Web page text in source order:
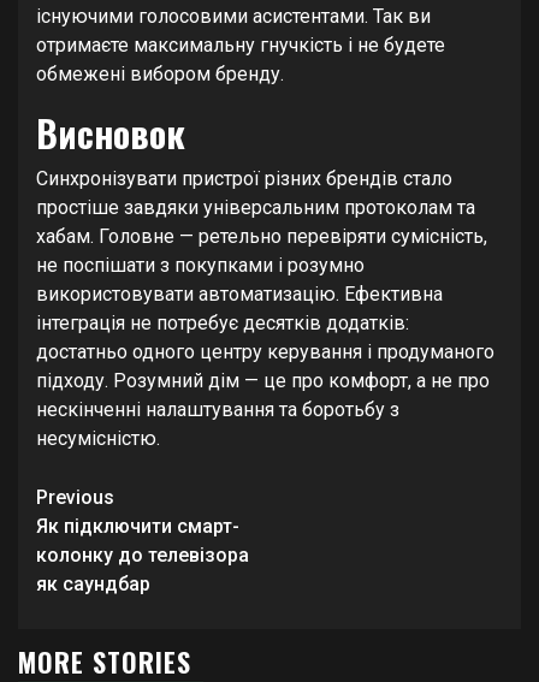
існуючими голосовими асистентами. Так ви
отримаєте максимальну гнучкість і не будете
обмежені вибором бренду.
Висновок
Синхронізувати пристрої різних брендів стало
простіше завдяки універсальним протоколам та
хабам. Головне — ретельно перевіряти сумісність,
не поспішати з покупками і розумно
використовувати автоматизацію. Ефективна
інтеграція не потребує десятків додатків:
достатньо одного центру керування і продуманого
підходу. Розумний дім — це про комфорт, а не про
нескінченні налаштування та боротьбу з
несумісністю.
Continue
Reading
Previous
Як підключити смарт-
колонку до телевізора
як саундбар
MORE STORIES